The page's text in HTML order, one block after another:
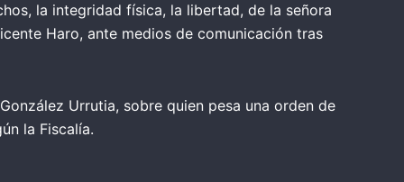
la integridad física, la libertad, de la señora
Haro, ante medios de comunicación tras
Urrutia, sobre quien pesa una orden de
la Fiscalía.